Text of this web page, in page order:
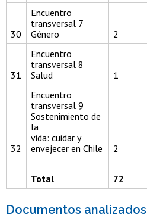
30
Encuentro
transversal 7
Género
2
31
Encuentro
transversal 8
Salud
1
32
Encuentro
transversal 9
Sostenimiento de
la
vida: cuidar y
envejecer en Chile
2
Total 72
Documentos